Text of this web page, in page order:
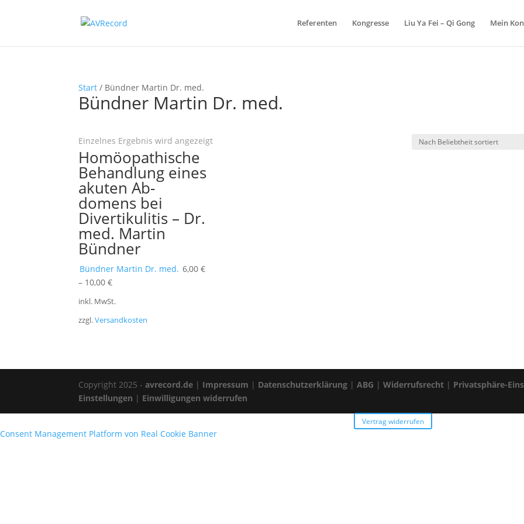
Referenten Kongresse Liu Ya Fei – Qi Gong Mein
Start / Bündner Martin Dr. med.
Bündner Martin Dr. med.
Einzelnes Ergebnis wird angezeigt
Homöopathische
Behandlung eines
akuten Ab-
domens bei
Divertikulitis – Dr.
med. Martin
Bündner
Bündner Martin Dr. med. 6,00€
– 10,00€
inkl. MwSt.
zzgl.Versandkosten
Copyright 2025 -avrecord.de | Impressum | Datenschutzerklärung |ABG |Widerrufsrecht | Privatsphäre-
Einstellungen | Einwilligungen widerrufen
Vertrag widerrufen
Consent Management Platform von Real Cookie Banner